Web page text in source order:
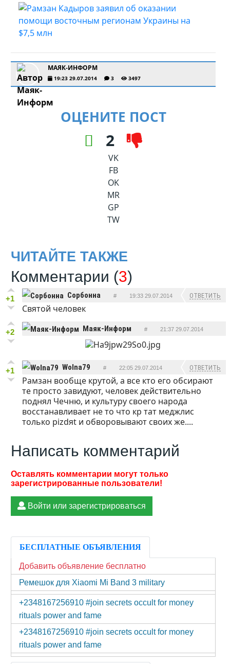
МАЯК-ИНФОРМ
19:23 29.07.2014 3 3497
ОЦЕНИТЕ ПОСТ
2
VK
FB
OK
MR
GP
TW
ЧИТАЙТЕ ТАКЖЕ
Комментарии (3)
+1 Сорбонна # 19:33 29.07.2014 ОТВЕТИТЬ
Святой человек
+2 Маяк-Информ # 21:37 29.07.2014
+1 Wolna79 # 22:05 29.07.2014 ОТВЕТИТЬ
Рамзан вообще крутой, а все кто его обсирают
те просто завидуют, человек действительно
поднял Чечню, и культуру своего народа
восстанавливает не то что кр тат меджлис
только pizdяt и обворовывают своих же....
Написать комментарий
Войти или зарегистрироваться
БЕСПЛАТНЫЕ ОБЪЯВЛЕНИЯ
Добавить объявление бесплатно
Ремешок для Xiaomi Mi Band 3 military
+2348167256910 #join secrets occult for money
rituals power and fame
+2348167256910 #join secrets occult for money
rituals power and fame